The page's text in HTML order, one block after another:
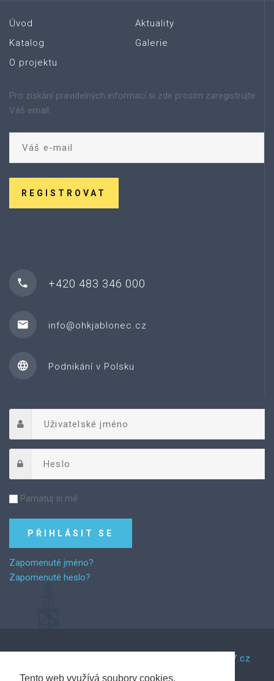
Tento web využívá soubory cookies.
Úvod
Katalog
O projektu
Aktuality
Galerie
Pro získání pravidelných informací si zde prosím zaregistrujte
Váš email:
REGISTROVAT
+420 483 346 000
info@ohkjablonec.cz
Podnikání v Polsku
Pamatuj si mě
Zapomenuté jméno?
Zapomenuté heslo?
Tento web vytvořil Web7.cz